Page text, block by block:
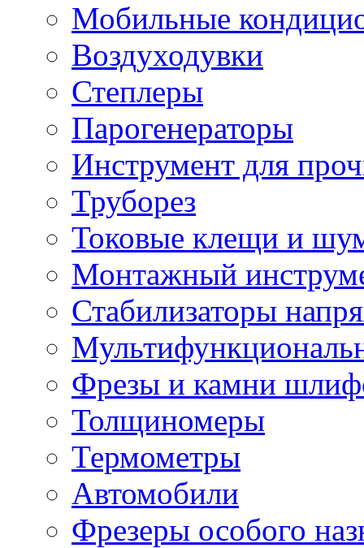
Мобильные
Воздуходувки
Степлеры
Парогенераторы
Инструмент для
Труборез
Токовые клещи и
Монтажный
Стабилизаторы
Фрезы и камни
Толщиномеры
Термометры
Автомобили
Фрезеры особого